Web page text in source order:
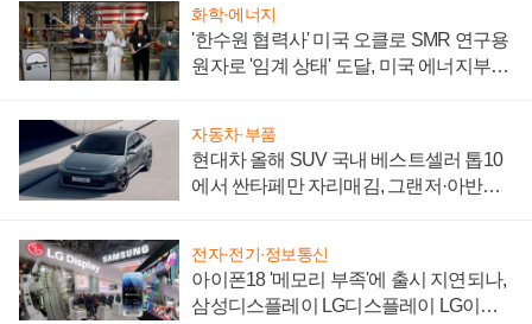
화학·에너지
'한수원 협력사' 미국 오클로 SMR 연구용
원자로 '임계 상태' 도달, 미국 에너지부
자동차·부품
현대차 올해 SUV 국내 베스트셀러 톱10
에서 싼타페만 자리매김, 그랜저·아반떼
전자·전기·정보통신
아이폰18 '메모리 부족'에 출시 지연되나,
삼성디스플레이 LG디스플레이 LG이노